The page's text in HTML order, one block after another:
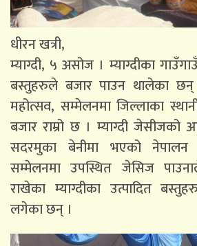
धीरन खत्री,
म्याग्दी, ५ असोज । म्याग्दीका
बस्तुहरुले बजार पाउन थालेका
महोत्सव, सम्मेलनमा जिल्लाका
बजार राम्रो छ । म्याग्दी जेसीजको
सदरमुका बेनीमा भएको
सम्मेलनमा उपस्थित जेसिज
राखेका म्याग्दीका उत्पादित
लगेका छन् ।